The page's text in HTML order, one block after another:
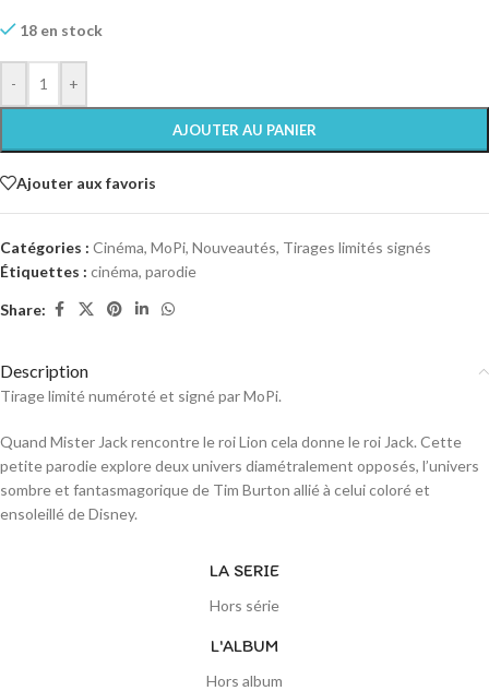
18 en stock
- +
AJOUTER AU PANIER
Ajouter aux favoris
Catégories : Cinéma, MoPi, Nouveautés, Tirages limités signés
Étiquettes : cinéma, parodie
Share:
Description
Tirage limité numéroté et signé par MoPi.
Quand Mister Jack rencontre le roi Lion cela donne le roi Jack. Cette
petite parodie explore deux univers diamétralement opposés, l’univers
sombre et fantasmagorique de Tim Burton allié à celui coloré et
ensoleillé de Disney.
LA SERIE
Hors série
L'ALBUM
Hors album